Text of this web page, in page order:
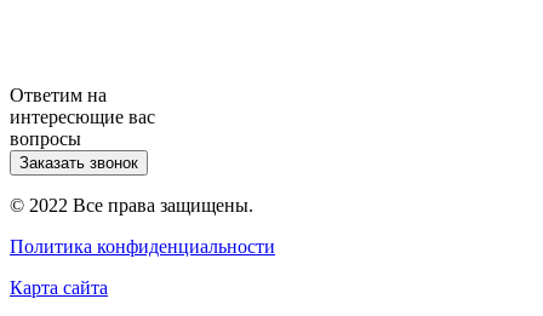
Ответим на
интересющие вас
вопросы
Заказать звонок
© 2022 Все права защищены.
Политика конфиденциальности
Карта сайта